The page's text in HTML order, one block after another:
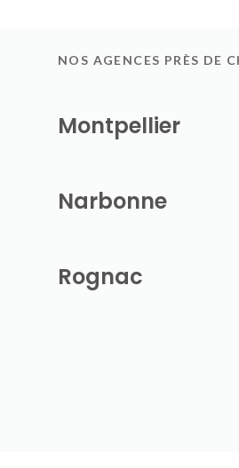
NOS AGENCES PRÈS DE
Montpellier
Narbonne
Rognac